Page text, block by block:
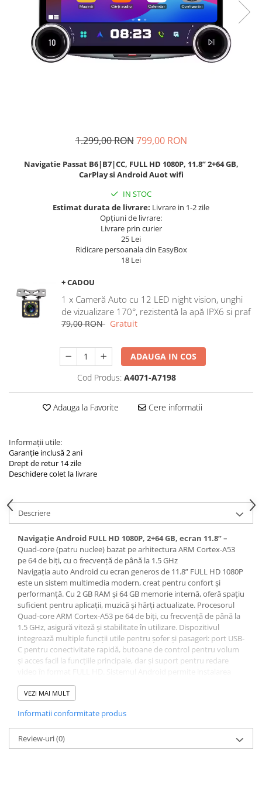
Navigatii Fiat
Navigatii Nissan
Navigatii Citroen
Navigatii Renault
Navigatii Smart
Navigatii Honda
Navigatii Porsche
Navigatii Iveco
Navigatii Chrysler
1.299,00 RON 799,00 RON
Navigatie Passat B6|B7|CC, FULL HD 1080P, 11.8” 2+64 GB,
CarPlay si Android Auot wifi
IN STOC
Estimat durata de livrare: Livrare in 1-2 zile
Opțiuni de livrare:
Livrare prin curier
25 Lei
Ridicare persoanala din EasyBox
18 Lei
+ CADOU
1 x Cameră Auto cu 12 LED night vision, unghi
de vizualizare 170°, rezistentă la apă IPX6 si praf
79,00 RON Gratuit
ADAUGA IN COS
Cod Produs: A4071-A7198
Adauga la Favorite Cere informatii
Informații utile:
Garanție inclusă 2 ani
Drept de retur 14 zile
Deschidere colet la livrare
Descriere
Navigație Android FULL HD 1080P, 2+64 GB, ecran 11.8” –
Quad-core (patru nuclee) bazat pe arhitectura ARM Cortex-A53
pe 64 de biți, cu o frecvență de până la 1.5 GHz
Navigația auto Android cu ecran generos de 11.8” FULL HD 1080P
este un sistem multimedia modern, creat pentru confort și
performanță. Cu 2 GB RAM și 64 GB memorie internă, oferă spațiu
suficient pentru aplicații, muzică și hărți actualizate. Procesorul
Quad-core ARM Cortex-A53 pe 64 de biți, cu frecvență de până la
1.5 GHz, asigură viteză și stabilitate în utilizare. Dispozitivul
integrează multiple funcții utile pentru șofer și pasageri: port USB-
C pentru conectivitate rapidă, butoane de control pentru volum
și acces facil la funcțiile principale, dar și suport pentru redare
aplicațiilor preferate din Google Play, oferind atât navigație GPS
de înaltă precizie, cât și divertisment la bord.
Specificații tehnice navigație
Ecran FULL HD 1080P 11.8 inch, rezoluție 1280x720P
VEZI MAI MULT
Informatii conformitate produs
Review-uri(0)